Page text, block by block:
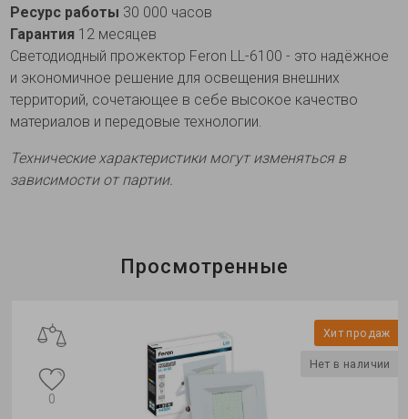
Ресурс работы 30 000 часов
Гарантия 12 месяцев
Светодиодный прожектор Feron LL-6100 - это надёжное
и экономичное решение для освещения внешних
территорий, сочетающее в себе высокое качество
материалов и передовые технологии.
Технические характеристики могут изменяться в
зависимости от партии.
Просмотренные
Хит продаж
Нет в наличии
0